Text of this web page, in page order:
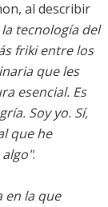
al describir
tecnología del
friki entre los
que les
esencial. Es
Soy yo. Sí,
que he
.
en la que